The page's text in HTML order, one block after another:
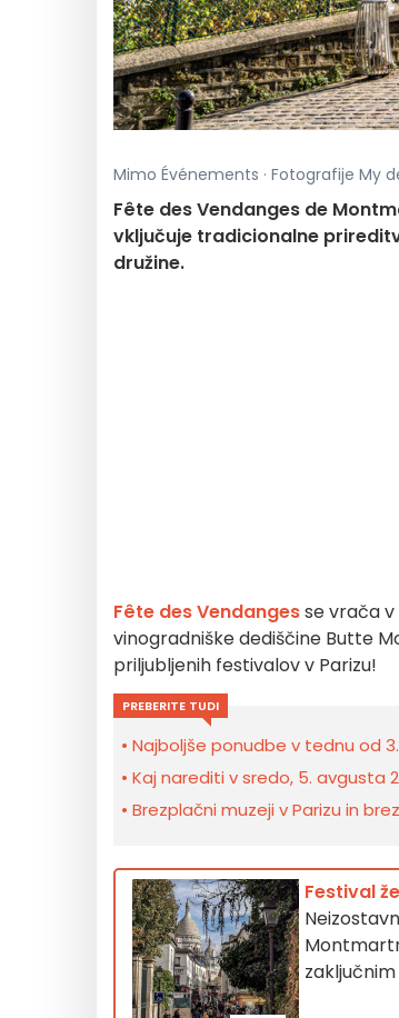
Mimo Événements · Fotografije My
Fête des Vendanges de
vključuje tradicionalne
družine.
Fête des Vendangesse vrača v
vinogradniške dediščine Butte
priljubljenih festivalov v Parizu!
PREBERITE TUDI
Najboljše ponudbe v tednu od
Kaj narediti v sredo, 5. avgusta
Brezplačni muzeji v Parizu in
Festival